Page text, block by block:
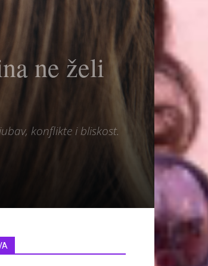
ne želi
konflikte i bliskost.